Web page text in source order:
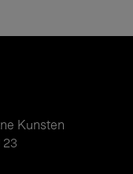
Kunsten
23